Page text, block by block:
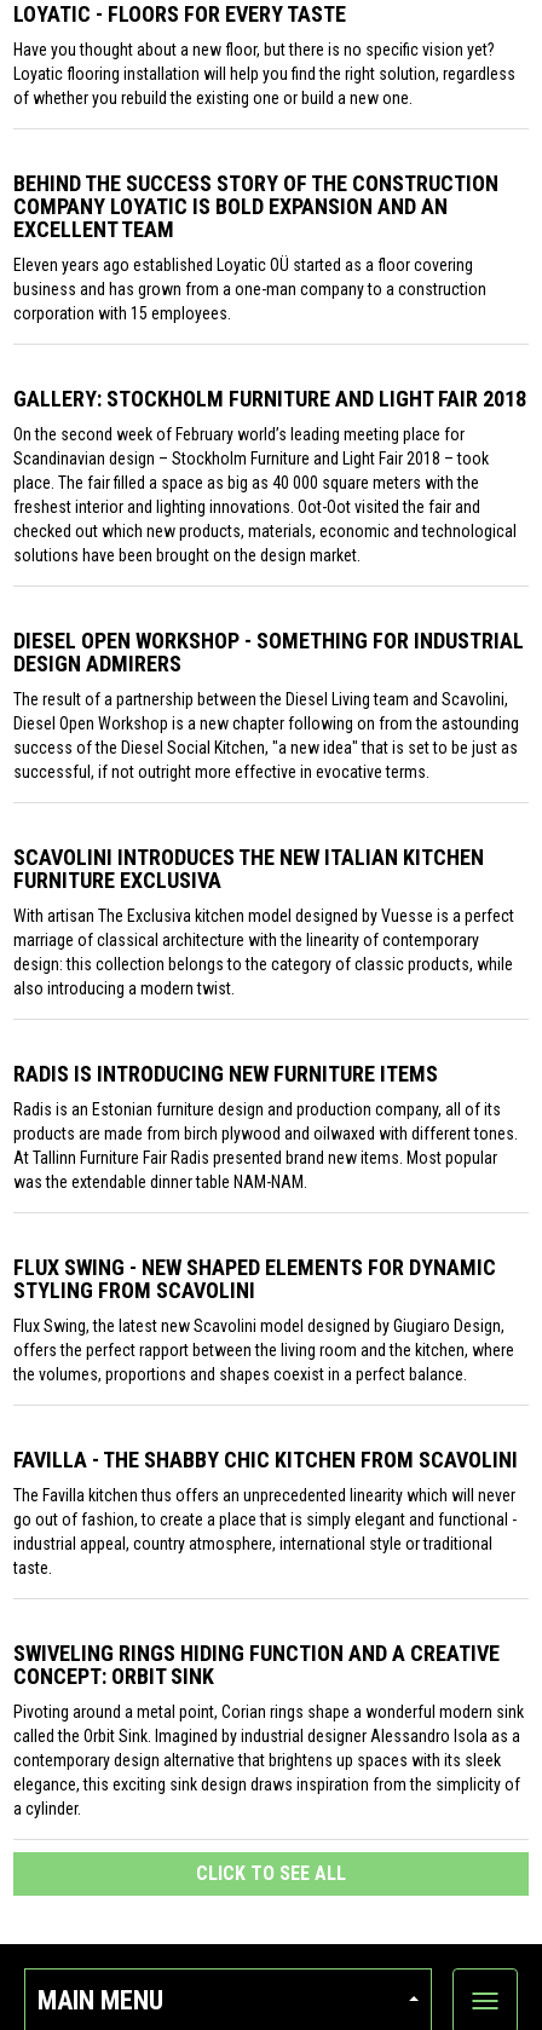
LOYATIC - FLOORS FOR EVERY TASTE
Have you thought about a new floor, but there is no specific vision yet?
Loyatic flooring installation will help you find the right solution, regardless
of whether you rebuild the existing one or build a new one.
BEHIND THE SUCCESS STORY OF THE CONSTRUCTION
COMPANY LOYATIC IS BOLD EXPANSION AND AN
EXCELLENT TEAM
Eleven years ago established Loyatic OÜ started as a floor covering
business and has grown from a one-man company to a construction
corporation with 15 employees.
GALLERY: STOCKHOLM FURNITURE AND LIGHT FAIR 2018
On the second week of February world’s leading meeting place for
Scandinavian design – Stockholm Furniture and Light Fair 2018 – took
place. The fair filled a space as big as 40 000 square meters with the
freshest interior and lighting innovations. Oot-Oot visited the fair and
checked out which new products, materials, economic and technological
solutions have been brought on the design market.
DIESEL OPEN WORKSHOP - SOMETHING FOR INDUSTRIAL
DESIGN ADMIRERS
The result of a partnership between the Diesel Living team and Scavolini,
Diesel Open Workshop is a new chapter following on from the astounding
success of the Diesel Social Kitchen, "a new idea" that is set to be just as
successful, if not outright more effective in evocative terms.
SCAVOLINI INTRODUCES THE NEW ITALIAN KITCHEN
FURNITURE EXCLUSIVA
With artisan The Exclusiva kitchen model designed by Vuesse is a perfect
marriage of classical architecture with the linearity of contemporary
design: this collection belongs to the category of classic products, while
also introducing a modern twist.
RADIS IS INTRODUCING NEW FURNITURE ITEMS
Radis is an Estonian furniture design and production company, all of its
products are made from birch plywood and oilwaxed with different tones.
At Tallinn Furniture Fair Radis presented brand new items. Most popular
was the extendable dinner table NAM-NAM.
FLUX SWING - NEW SHAPED ELEMENTS FOR DYNAMIC
STYLING FROM SCAVOLINI
Flux Swing, the latest new Scavolini model designed by Giugiaro Design,
offers the perfect rapport between the living room and the kitchen, where
the volumes, proportions and shapes coexist in a perfect balance.
FAVILLA - THE SHABBY CHIC KITCHEN FROM SCAVOLINI
The Favilla kitchen thus offers an unprecedented linearity which will never
go out of fashion, to create a place that is simply elegant and functional -
industrial appeal, country atmosphere, international style or traditional
taste.
SWIVELING RINGS HIDING FUNCTION AND A CREATIVE
CONCEPT: ORBIT SINK
Pivoting around a metal point, Corian rings shape a wonderful modern sink
called the Orbit Sink. Imagined by industrial designer Alessandro Isola as a
contemporary design alternative that brightens up spaces with its sleek
elegance, this exciting sink design draws inspiration from the simplicity of
a cylinder.
CLICK TO SEE ALL
MAIN MENU
Show